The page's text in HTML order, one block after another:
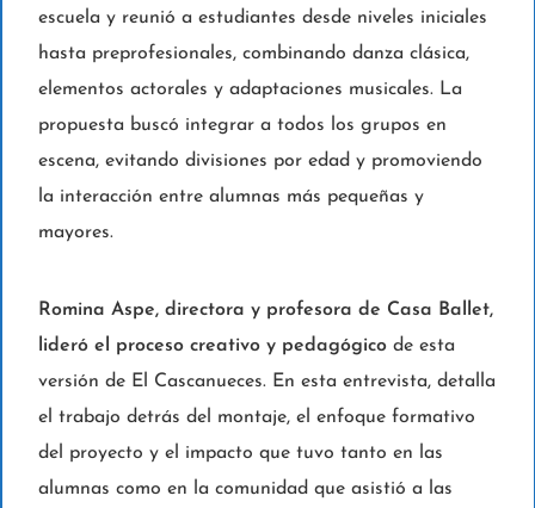
escuela y reunió a estudiantes desde niveles iniciales
hasta preprofesionales, combinando danza clásica,
elementos actorales y adaptaciones musicales. La
propuesta buscó integrar a todos los grupos en
escena, evitando divisiones por edad y promoviendo
la interacción entre alumnas más pequeñas y
mayores.
Romina Aspe, directora y profesora de Casa Ballet,
lideró el proceso creativo y pedagógicode esta
versión de El Cascanueces. En esta entrevista, detalla
el trabajo detrás del montaje, el enfoque formativo
del proyecto y el impacto que tuvo tanto en las
alumnas como en la comunidad que asistió a las